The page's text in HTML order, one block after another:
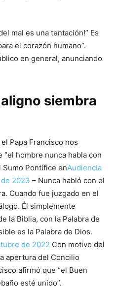
mal es una tentación!” Es
el corazón humano”.
en general, anunciando
siembra
Papa Francisco nos
hombre nunca habla con
Sumo Pontífice enAudiencia
2023 – Nunca habló con el
Cuando fue juzgado en el
Él simplemente
la Biblia, con la Palabra de
es la Palabra de Dios.
de 2022 Con motivo del
apertura del Concilio
afirmó que “el Buen
esté unido”.